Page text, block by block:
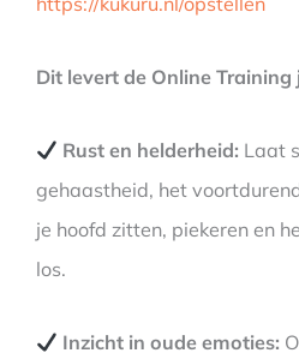
Dit levert de Online Training
Rust en helderheid: Laat
gehaastheid, het
je hoofd zitten, piekeren en
los.
Inzicht in oude emoties: